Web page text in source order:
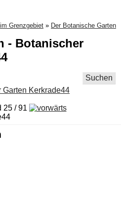
Grenzgebiet » Der Botanische Garten
- Botanischer
Suchen
/ 91